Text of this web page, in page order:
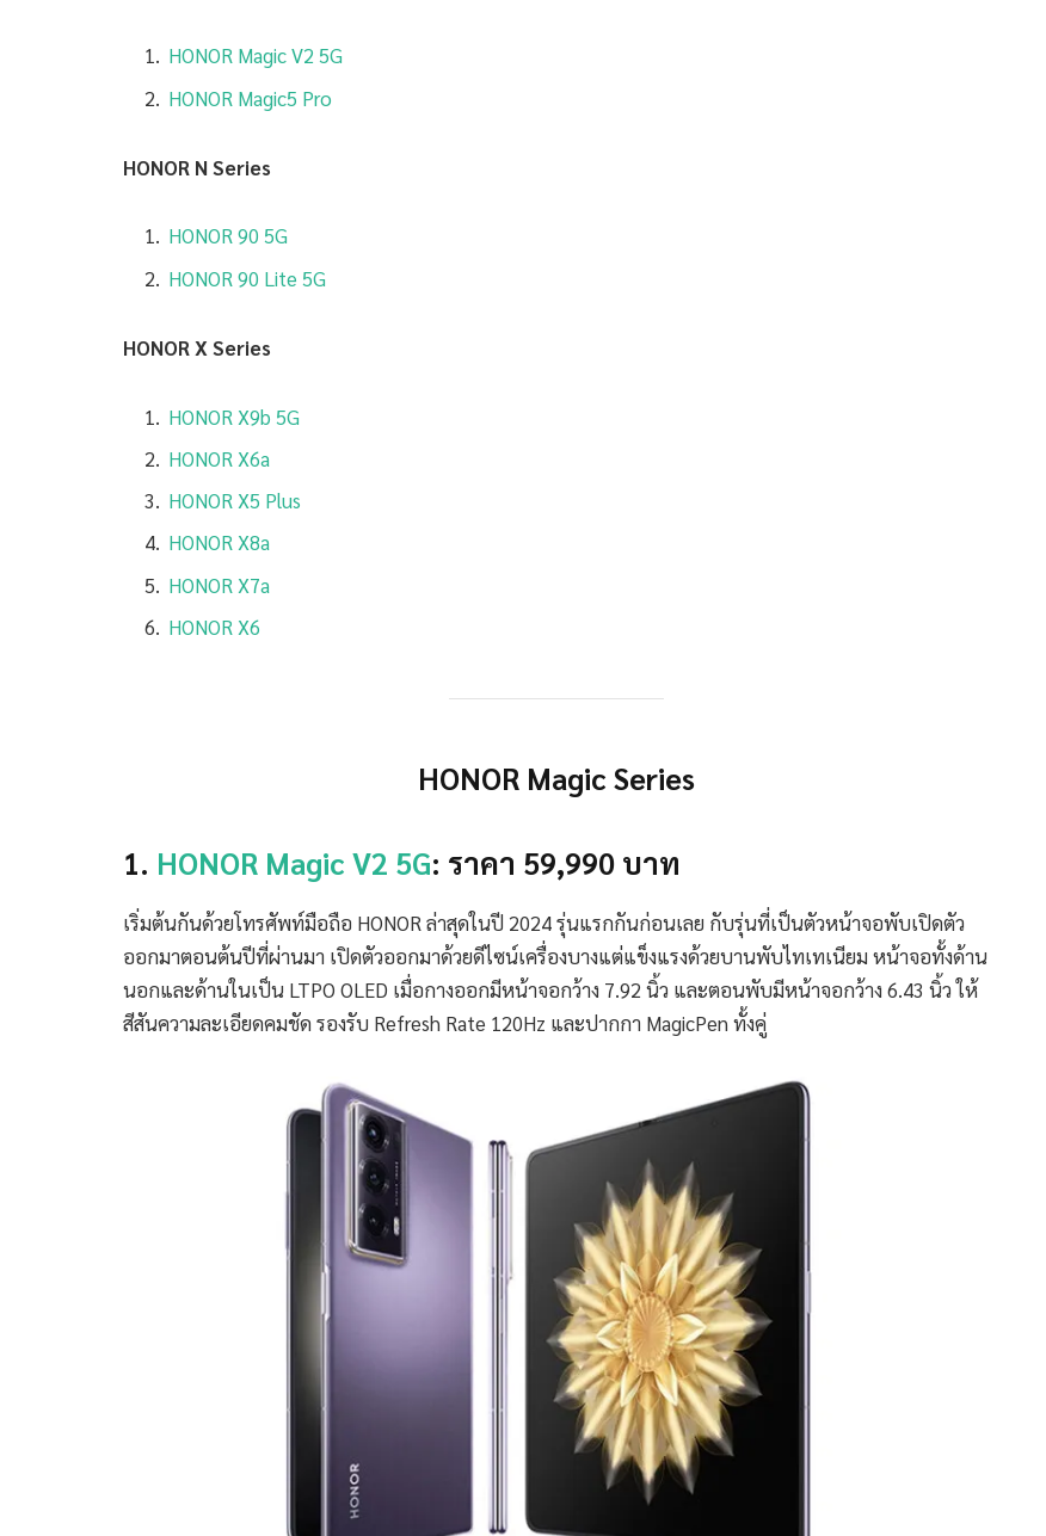
HONOR Magic V2 5G
HONOR Magic5 Pro
HONOR N Series
HONOR 90 5G
HONOR 90 Lite 5G
HONOR X Series
HONOR X9b 5G
HONOR X6a
HONOR X5 Plus
HONOR X8a
HONOR X7a
HONOR X6
HONOR Magic Series
1. HONOR Magic V2 5G: ราคา 59,990 บาท
เริ่มต้นกันด้วยโทรศัพท์มือถือ HONOR ล่าสุดในปี 2024 รุ่นแรกกันก่อนเลย กับรุ่นที่เป็นตัวหน้าจอพับเปิดตัว
ออกมาตอนต้นปีที่ผ่านมา เปิดตัวออกมาด้วยดีไซน์เครื่องบางแต่แข็งแรงด้วยบานพับไทเทเนียม หน้าจอทั้งด้าน
นอกและด้านในเป็น LTPO OLED เมื่อกางออกมีหน้าจอกว้าง 7.92 นิ้ว และตอนพับมีหน้าจอกว้าง 6.43 นิ้ว ให้
สีสันความละเอียดคมชัด รองรับ Refresh Rate 120Hz และปากกา MagicPen ทั้งคู่